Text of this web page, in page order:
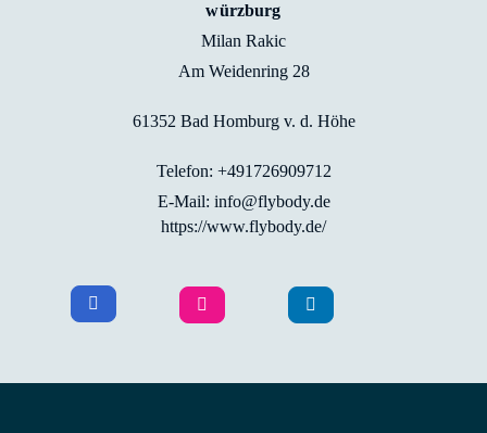
würzburg
Milan Rakic
Am Weidenring 28
61352 Bad Homburg v. d. Höhe
Telefon: +491726909712
E-Mail: info@flybody.de
https://www.flybody.de/